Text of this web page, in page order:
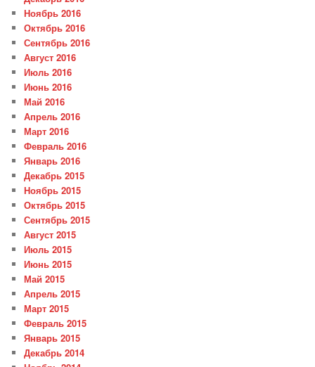
Ноябрь 2016
Октябрь 2016
Сентябрь 2016
Август 2016
Июль 2016
Июнь 2016
Май 2016
Апрель 2016
Март 2016
Февраль 2016
Январь 2016
Декабрь 2015
Ноябрь 2015
Октябрь 2015
Сентябрь 2015
Август 2015
Июль 2015
Июнь 2015
Май 2015
Апрель 2015
Март 2015
Февраль 2015
Январь 2015
Декабрь 2014